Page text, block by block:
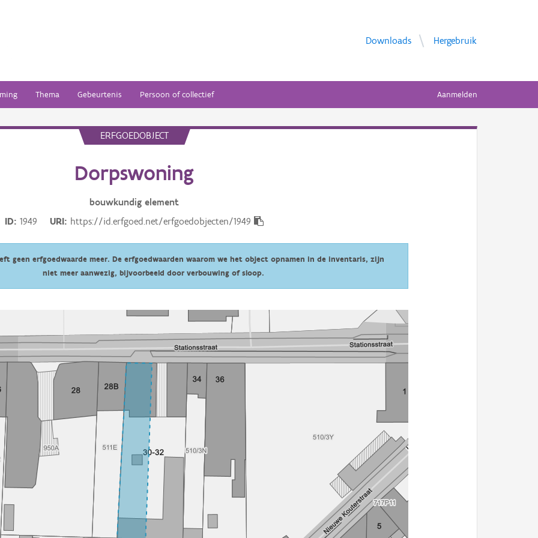
Downloads Hergebruik
Thema Gebeurtenis Persoon of collectief Aanmelden
ERFGOEDOBJECT
Dorpswoning
bouwkundig element
ID
1949 URI https://id.erfgoed.net/erfgoedobjecten/1949
geen erfgoedwaarde meer. De erfgoedwaarden waarom we het object opnamen in de inventaris, zijn
niet meer aanwezig, bijvoorbeeld door verbouwing of sloop.